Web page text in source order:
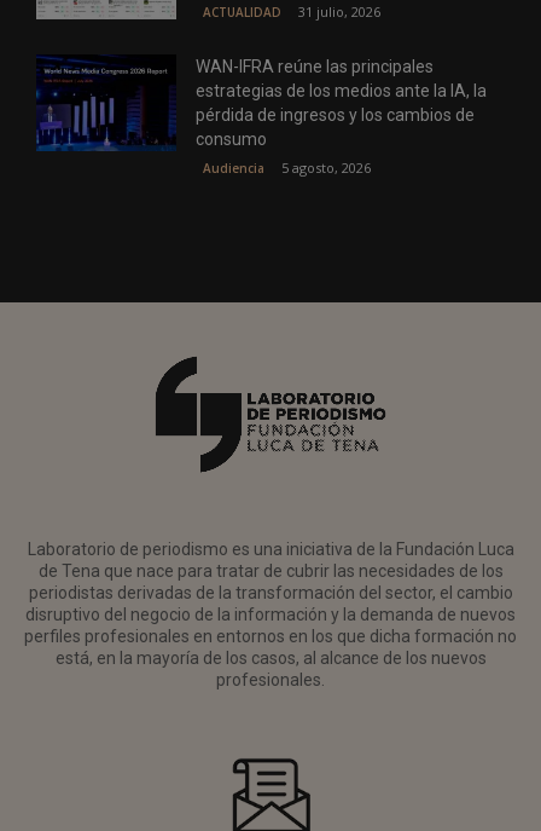
ACTUALIDAD 31 julio, 2026
WAN-IFRA reúne las principales
estrategias de los medios ante la IA, la
pérdida de ingresos y los cambios de
consumo
Audiencia 5 agosto, 2026
Laboratorio de periodismo es una iniciativa de la Fundación Luca
de Tena que nace para tratar de cubrir las necesidades de los
periodistas derivadas de la transformación del sector, el cambio
disruptivo del negocio de la información y la demanda de nuevos
perfiles profesionales en entornos en los que dicha formación no
está, en la mayoría de los casos, al alcance de los nuevos
profesionales.